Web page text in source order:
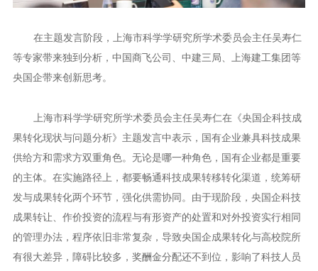
在主题发言阶段，上海市科学学研究所学术委员会主任吴寿仁
等专家带来独到分析，中国商飞公司、中建三局、上海建工集团等
央国企带来创新思考。
上海市科学学研究所学术委员会主任吴寿仁在《央国企科技成
果转化现状与问题分析》主题发言中表示，国有企业兼具科技成果
供给方和需求方双重角色。无论是哪一种角色，国有企业都是重要
的主体。在实施路径上，都要畅通科技成果转移转化渠道，统筹研
发与成果转化两个环节，强化供需协同。由于现阶段，央国企科技
成果转让、作价投资的流程与有形资产的处置和对外投资实行相同
的管理办法，程序依旧非常复杂，导致央国企成果转化与高校院所
有很大差异，障碍比较多，奖酬金分配还不到位，影响了科技人员